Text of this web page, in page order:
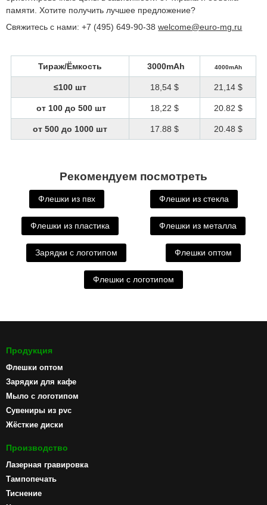
памяти. Хотите получить лучшее предложение?
Свяжитесь с нами: +7 (495) 649-90-38welcome@euro-mg.ru
Тираж/Ёмкость 3000mAh 4000mAh
≤100 шт 18,54 $ 21,14 $
от 100 до 500 шт 18,22 $ 20.82 $
от 500 до 1000 шт 17.88 $ 20.48 $
Рекомендуем посмотреть
Флешки из пвх Флешки из стекла
Флешки из пластика Флешки из металла
Зарядки с логотипом Флешки оптом
Флешки с логотипом
Продукция
Флешки оптом
Зарядки для кафе
Мыло с логотипом
Сувениры из pvc
Жёсткие диски
Производство
Лазерная гравировка
Тампопечать
Тиснение